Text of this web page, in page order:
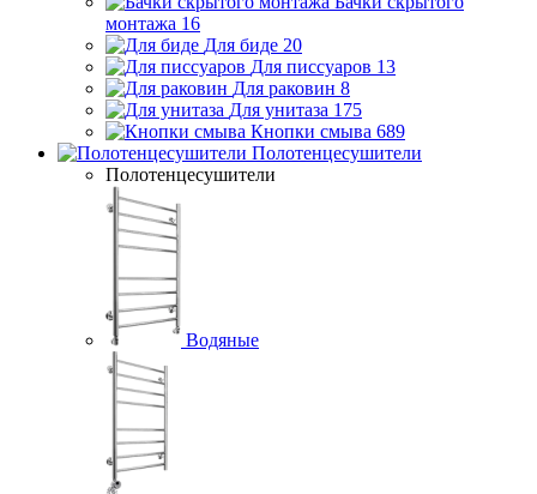
монтажа 16
Для биде 20
Для писсуаров 13
Для раковин 8
Для унитаза 175
Кнопки смыва 689
Полотенцесушители
Полотенцесушители
Водяные